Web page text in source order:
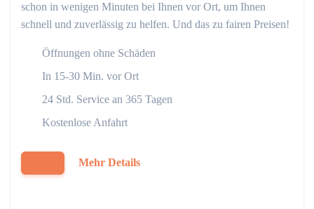
schon in wenigen Minuten bei Ihnen vor Ort, um Ihnen
schnell und zuverlässig zu helfen. Und das zu fairen Preisen!
Öffnungen ohne Schäden
In 15-30 Min. vor Ort
24 Std. Service an 365 Tagen
Kostenlose Anfahrt
Mehr Details